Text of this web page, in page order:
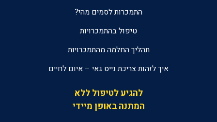
התמכרות לסמים מהי?
טיפול בהתמכרויות
תהליך החלמה מהתמכרויות
איך לזהות צריכת נייס גאי – איום לחיים
להגיע לטיפול ללא
המתנה באופן מיידי